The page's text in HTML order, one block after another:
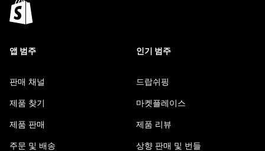
앱 범주
판매 채널
제품 찾기
제품 판매
주문 및 배송
인기 범주
드랍쉬핑
마켓플레이스
제품 리뷰
상향 판매 및 번들